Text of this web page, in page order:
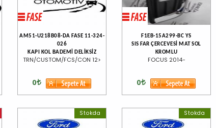
AM51-U218B08-DA FASE 11-324-
026
KAPI KOL BADEMİ DELİKSİZ
TRN/CUSTOM/FCS/CON 12>
0
F1EB-15A299-BC YS
SIS FAR ÇERCEVESİ MAT SOL
KROMLU
FOCUS 2014-
0
Stokda Stokda